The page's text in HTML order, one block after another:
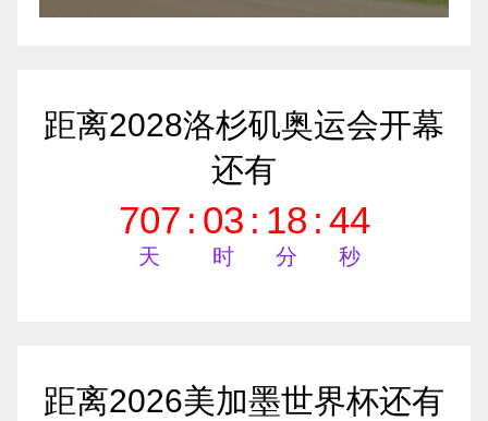
距离2028洛杉矶奥运会开幕
还有
707
天
: 03
时
: 18
分
: 43
秒
距离2026美加墨世界杯还有